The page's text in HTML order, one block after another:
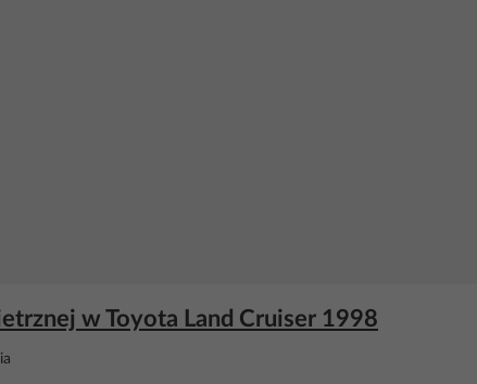
w Toyota Land Cruiser 1998